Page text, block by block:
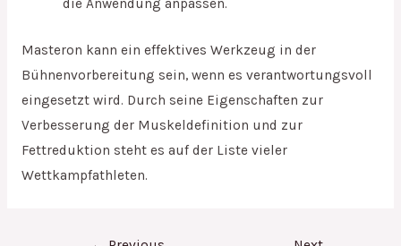
die Anwendung anpassen.
Masteron kann ein effektives Werkzeug in der
Bühnenvorbereitung sein, wenn es verantwortungsvoll
eingesetzt wird. Durch seine Eigenschaften zur
Verbesserung der Muskeldefinition und zur
Fettreduktion steht es auf der Liste vieler
Wettkampfathleten.